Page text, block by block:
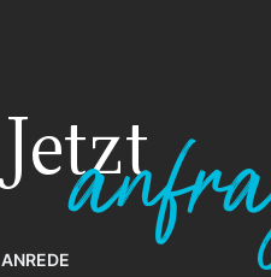
Jetzt
ANREDE